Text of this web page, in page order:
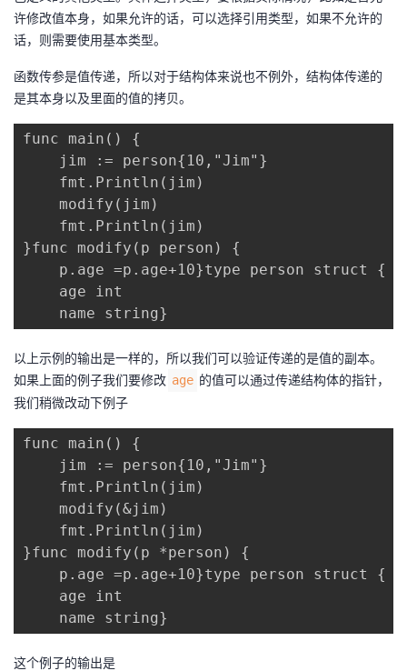
许修改值本身，如果允许的话，可以选择引用类型，如果不允许的
话，则需要使用基本类型。
函数传参是值传递，所以对于结构体来说也不例外，结构体传递的
是其本身以及里面的值的拷贝。
func main() {
jim := person{10,"Jim"}
fmt.Println(jim)
modify(jim)
fmt.Println(jim)
}func modify(p person) {
p.age =p.age+10}type person struct {
age int
name string}
以上示例的输出是一样的，所以我们可以验证传递的是值的副本。
如果上面的例子我们要修改 age 的值可以通过传递结构体的指针，
我们稍微改动下例子
func main() {
jim := person{10,"Jim"}
fmt.Println(jim)
modify(&jim)
fmt.Println(jim)
}func modify(p *person) {
p.age =p.age+10}type person struct {
age int
name string}
这个例子的输出是